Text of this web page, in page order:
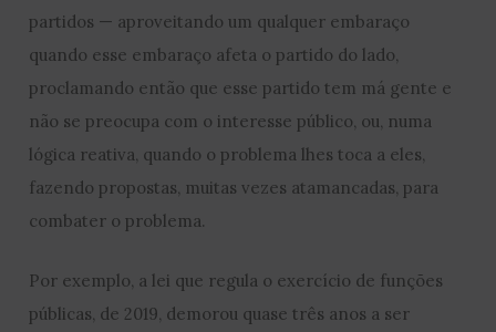
partidos — aproveitando um qualquer embaraço
quando esse embaraço afeta o partido do lado,
proclamando então que esse partido tem má gente e
não se preocupa com o interesse público, ou, numa
lógica reativa, quando o problema lhes toca a eles,
fazendo propostas, muitas vezes atamancadas, para
combater o problema.
Por exemplo, a lei que regula o exercício de funções
públicas, de 2019, demorou quase três anos a ser